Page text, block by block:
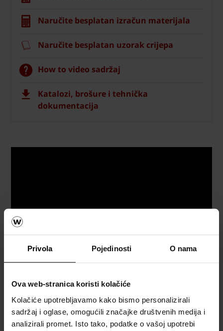
Privola Pojedinosti O nama
Ova web-stranica koristi kolačiće
Kolačiće upotrebljavamo kako bismo personalizirali
sadržaj i oglase, omogućili značajke društvenih medija i
analizirali promet. Isto tako, podatke o vašoj upotrebi
Naručite besplatan izračun materijala
Naručite besplatan uzorak crijepa
How to video sadržaj
Katalozi, brošure i tehnička
dokumentacija
Referetni objekti